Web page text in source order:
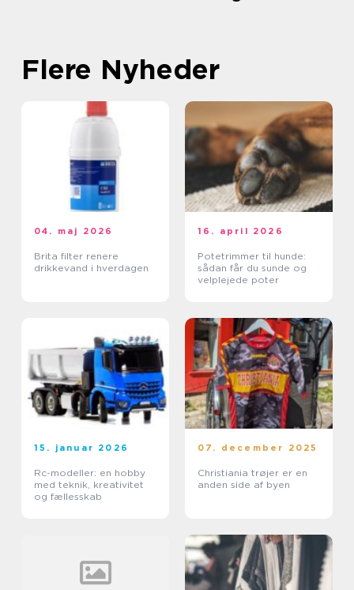
Flere Nyheder
04. maj 2026
Brita filter renere
drikkevand i hverdagen
16. april 2026
Potetrimmer til hunde:
sådan får du sunde og
velplejede poter
15. januar 2026
Rc-modeller: en hobby
med teknik, kreativitet
og fællesskab
07. december 2025
Christiania trøjer er en
anden side af byen